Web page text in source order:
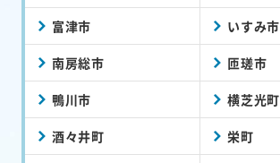
富津市 いすみ市
南房総市 匝瑳市
鴨川市 横芝光町
酒々井町 栄町